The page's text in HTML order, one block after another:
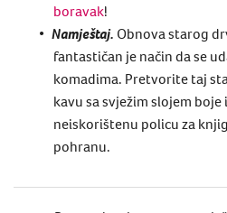
boravak!
Namještaj. Obnova starog
fantastičan je način da se
komadima. Pretvorite taj
kavu sa svježim slojem
neiskorištenu policu za
pohranu.